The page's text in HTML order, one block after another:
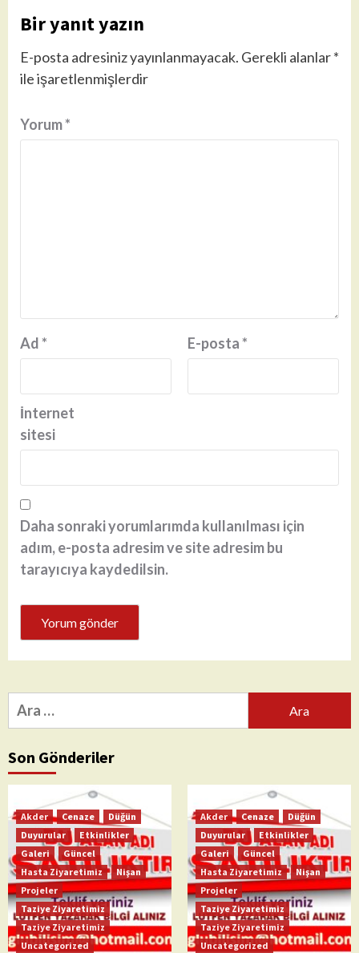
Bir yanıt yazın
E-posta adresiniz yayınlanmayacak. Gerekli alanlar*
ile işaretlenmişlerdir
Yorum*
Ad* E-posta*
İnternet
sitesi
Daha sonraki yorumlarımda kullanılması için
adım, e-posta adresim ve site adresim bu
tarayıcıya kaydedilsin.
Arama:
Son Gönderiler
Akder Cenaze
Düğün
Duyurular
Etkinlikler
Galeri
Güncel
Hasta Ziyaretimiz
Nişan
Projeler
Taziye Ziyaretimiz
Taziye Ziyaretimiz
Uncategorized
Akder Cenaze
Düğün
Duyurular
Etkinlikler
Galeri
Güncel
Hasta Ziyaretimiz
Nişan
Projeler
Taziye Ziyaretimiz
Taziye Ziyaretimiz
Uncategorized